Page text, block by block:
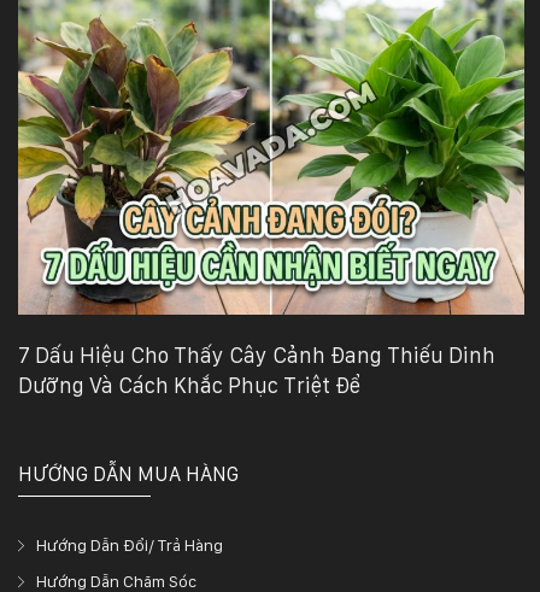
7 Dấu Hiệu Cho Thấy Cây Cảnh Đang Thiếu Dinh
Dưỡng Và Cách Khắc Phục Triệt Để
HƯỚNG DẪN MUA HÀNG
Hướng Dẫn Đổi/ Trả Hàng
Hướng Dẫn Chăm Sóc